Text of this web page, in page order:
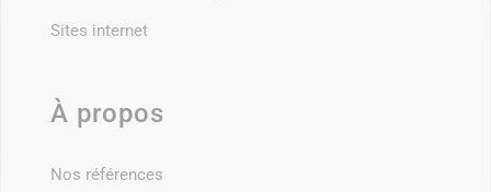
Sites internet
À propos
Nos références